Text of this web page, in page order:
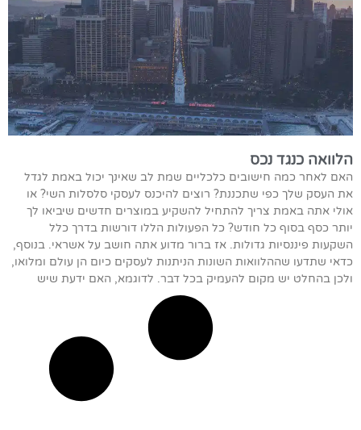
הלוואה כנגד נכס
האם לאחר כמה חישובים כלכליים שמת לב שאינך יכול באמת לגדל
את העסק שלך כפי שתכננת? רוצים להיכנס לעסקי סלסלות השי? או
אולי אתה באמת צריך להתחיל להשקיע במוצרים חדשים שיביאו לך
יותר כסף בסוף כל חודש? כל הפעולות הללו דורשות בדרך כלל
השקעות פיננסיות גדולות. אז ברור מדוע אתה חושב על אשראי. בנוסף,
כדאי שתדעו שההלוואות השונות הניתנות לעסקים כיום הן עולם ומלואו,
ולכן בהחלט יש מקום להעמיק בכל דבר. לדוגמא, האם ידעת שיש